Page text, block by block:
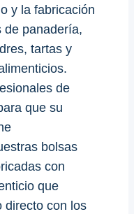
y la fabricación
de panadería,
tartas y
de
que su
bolsas
con
que
directo con los